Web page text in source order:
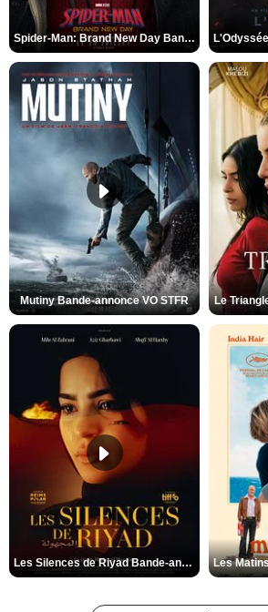
Spider-Man: Brand New Day Bande-annonce VO STFR
Mutiny Bande-annonce VO STFR Le
Les Silences de Riyad Bande-annonce VO STFR